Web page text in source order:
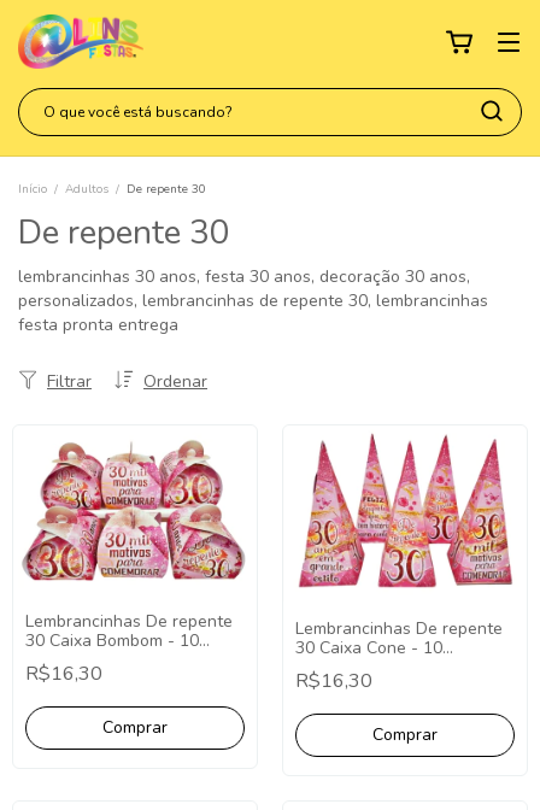
Início / Adultos / De repente 30
De repente 30
lembrancinhas 30 anos, festa 30 anos, decoração 30 anos,
personalizados, lembrancinhas de repente 30, lembrancinhas
festa pronta entrega
Ordenar
Filtrar
Lembrancinhas De repente
30 Caixa Bombom - 10
Unidades
R$16,30
Lembrancinhas De repente
30 Caixa Cone - 10
Unidades
R$16,30